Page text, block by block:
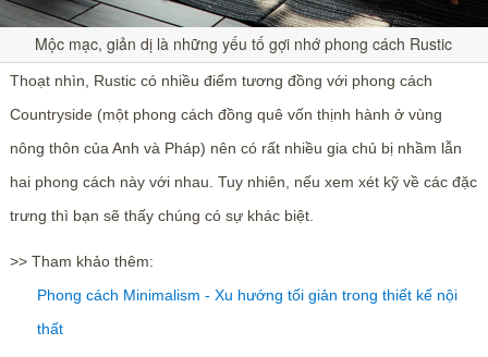
Mộc mạc, giản dị là những yếu tố gợi nhớ phong cách Rustic
Thoạt nhìn, Rustic có nhiều điểm tương đồng với phong cách
Countryside (một phong cách đồng quê vốn thịnh hành ở vùng
nông thôn của Anh và Pháp) nên có rất nhiều gia chủ bị nhầm lẫn
hai phong cách này với nhau. Tuy nhiên, nếu xem xét kỹ về các đặc
trưng thì bạn sẽ thấy chúng có sự khác biệt.
>> Tham khảo thêm:
Phong cách Minimalism - Xu hướng tối giản trong thiết kế nội
thất